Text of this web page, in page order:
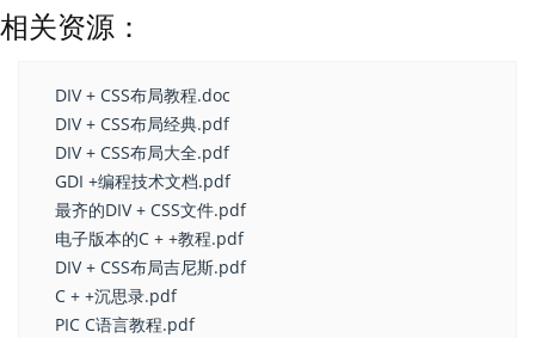
相关资源：
DIV + CSS布局教程.doc
DIV + CSS布局经典.pdf
DIV + CSS布局大全.pdf
GDI +编程技术文档.pdf
最齐的DIV + CSS文件.pdf
电子版本的C + +教程.pdf
DIV + CSS布局吉尼斯.pdf
C + +沉思录.pdf
PIC C语言教程.pdf